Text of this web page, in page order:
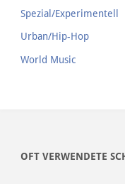
Spezial/Experimentell
Urban/Hip-Hop
World Music
OFT VERWENDETE